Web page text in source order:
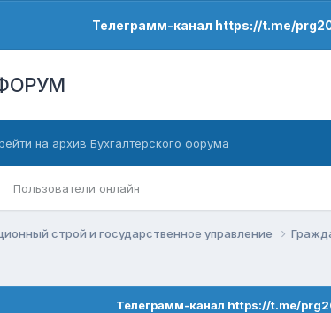
Телеграмм-канал https://t.me/
Пользователи онлайн
на архив Бухгалтерского форума
строй и государственное управление
Телеграмм-канал https://t.me/